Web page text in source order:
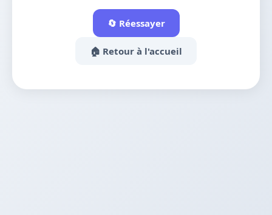
🔄 Réessayer
🏠 Retour à l'accueil